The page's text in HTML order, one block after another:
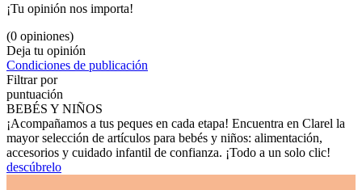
¡Tu opinión nos importa!
(0 opiniones)
Deja tu opinión
Condiciones de publicación
Filtrar por
puntuación
BEBÉS Y NIÑOS
¡Acompañamos a tus peques en cada etapa! Encuentra en Clarel la
mayor selección de artículos para bebés y niños: alimentación,
accesorios y cuidado infantil de confianza. ¡Todo a un solo clic!
descúbrelo